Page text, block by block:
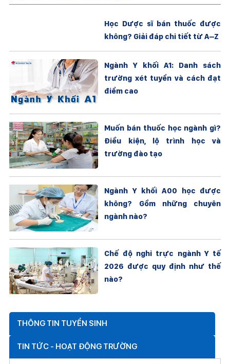
Học Dược sĩ bán thuốc được
không? Giải đáp chi tiết từ A–Z
Ngành Y khối A1: Danh sách
trường xét tuyển và cách đạt
điểm cao
Muốn bán thuốc học ngành gì?
Điều kiện, lộ trình học và
trường đào tạo
Ngành Y khối A00 học được
không? Gồm những chuyên
ngành nào?
Chế độ nghỉ trực ngành Y tế
2026 được quy định như thế
nào?
THÔNG TIN TUYỂN SINH
TIN TỨC - HOẠT ĐỘNG TRƯỜNG